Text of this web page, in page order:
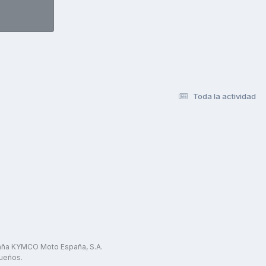
Toda la actividad
KYMCO Moto España, S.A.